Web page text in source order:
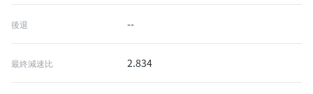
後退 --
最終減速比 2.834